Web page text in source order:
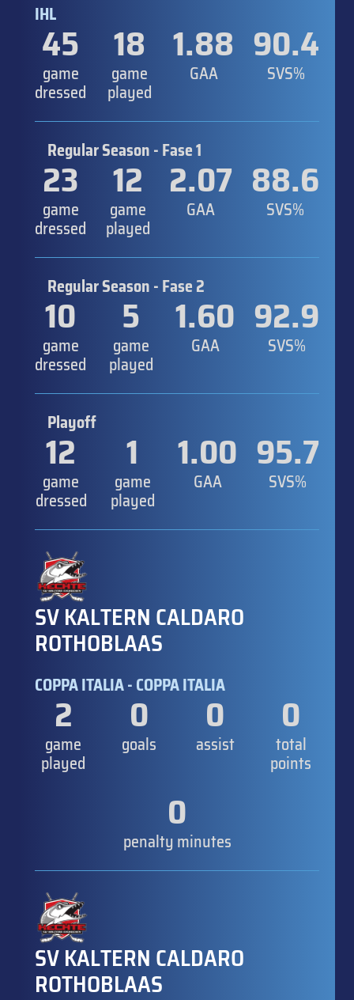
IHL
45
game
dressed
18
game
played
1.88
GAA
90.4
SVS%
Regular Season - Fase 1
23
game
dressed
12
game
played
2.07
GAA
88.6
SVS%
Regular Season - Fase 2
10
game
dressed
5
game
played
1.60
GAA
92.9
SVS%
Playoff
12
game
dressed
1
game
played
1.00
GAA
95.7
SVS%
SV KALTERN CALDARO
ROTHOBLAAS
COPPA ITALIA - COPPA ITALIA
2
game
played
0
goals
0
assist
0
total
points
0
penalty minutes
SV KALTERN CALDARO
ROTHOBLAAS